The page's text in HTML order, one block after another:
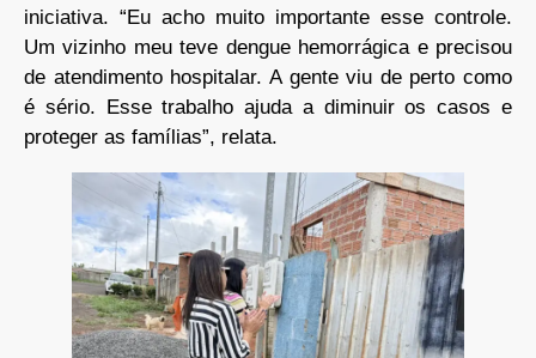
iniciativa. “Eu acho muito importante esse controle.
Um vizinho meu teve dengue hemorrágica e precisou
de atendimento hospitalar. A gente viu de perto como
é sério. Esse trabalho ajuda a diminuir os casos e
proteger as famílias”, relata.